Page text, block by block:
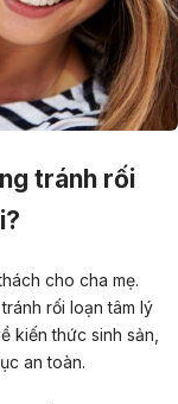
tránh rối
cho cha mẹ.
rối loạn tâm lý
kiến thức sinh sản,
an toàn.